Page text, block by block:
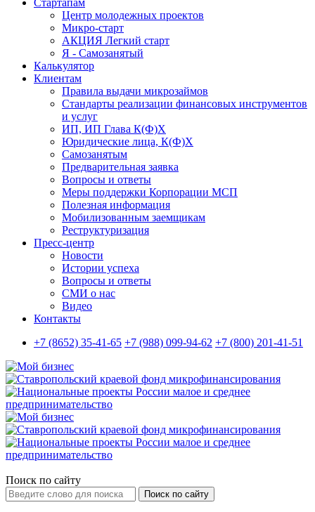
Стартапам
Центр молодежных проектов
Микро-старт
АКЦИЯ Легкий старт
Я - Самозанятый
Калькулятор
Клиентам
Правила выдачи микрозаймов
Стандарты реализации финансовых инструментов
и услуг
ИП, ИП Глава К(Ф)Х
Юридические лица, К(Ф)Х
Самозанятым
Предварительная заявка
Вопросы и ответы
Меры поддержки Корпорации МСП
Полезная информация
Мобилизованным заемщикам
Реструктуризация
Пресс-центр
Новости
Истории успеха
Вопросы и ответы
СМИ о нас
Видео
Контакты
+7 (8652) 35-41-65 +7 (988) 099-94-62 +7 (800) 201-41-51
Поиск по сайту
Поиск по сайту